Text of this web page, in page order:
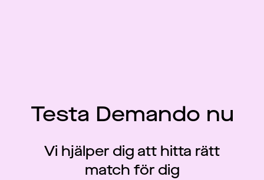
Testa Demando nu
Vi hjälper dig att hitta rätt
match för dig